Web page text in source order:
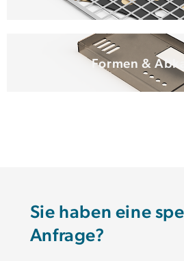
Formen &
Sie haben eine
Anfrage?